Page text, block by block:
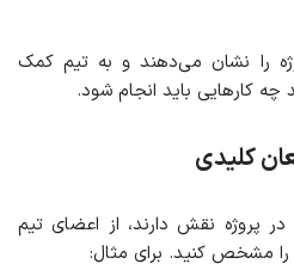
را نشان می‌دهند و به تیم کمک
چه کارهایی باید انجام شود.
پروژه نقش دارند، از اعضای تیم
را مشخص کنید. برای مثال: